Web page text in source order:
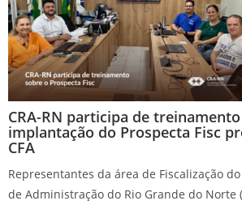
CRA-RN participa de
implantação do Prospecta Fisc
CFA
Representantes da área de Fiscalização
de Administração do Rio Grande do Norte